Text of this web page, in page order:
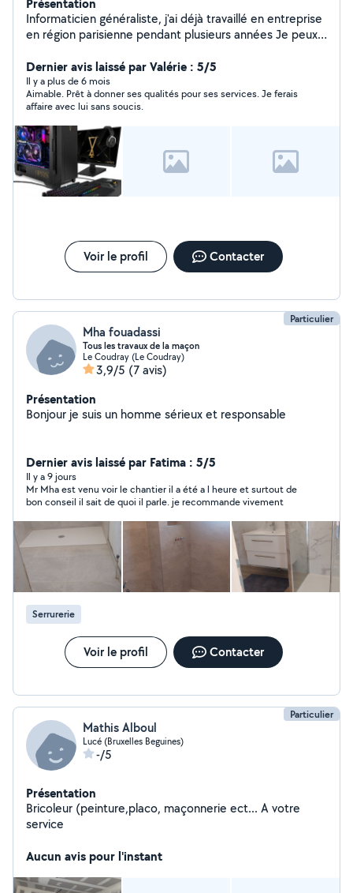
Informaticien généraliste, j'ai déjà travaillé en entreprise
en région parisienne pendant plusieurs années Je peux
sécurisé sur internet pour tout type de personne,
maintenance de vos pc ou ordinateur de bureau ou
même création de site internet vitrine ou pour votre
magasin en ligne. Double compétence en électricité
bâtiment pour tout vos petits travaux.
Dernier avis laissé par Valérie : 5/5
Il y a plus de 6 mois
Aimable. Prêt à donner ses qualités pour ses services. Je ferais
affaire avec lui sans soucis.
Voir le profil Contacter
Particulier
Mha fouadassi
Tous les travaux de la maçon
Le Coudray (Le Coudray)
3,9/5 (7 avis)
Présentation
Bonjour je suis un homme sérieux et responsable
Dernier avis laissé par Fatima : 5/5
Il y a 9 jours
Mr Mha est venu voir le chantier il a été a l heure et surtout de
bon conseil il sait de quoi il parle. je recommande vivement
Serrurerie
Voir le profil Contacter
Particulier
Mathis Alboul
Lucé (Bruxelles Beguines)
-/5
Présentation
Bricoleur (peinture,placo, maçonnerie ect... A votre
service
Aucun avis pour l'instant